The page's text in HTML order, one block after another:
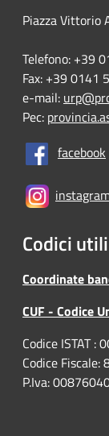
Piazza Vittorio
Telefono: +39
Fax: +39 0141
e-mail:
Pec:
facebook
Codici
Coordinate
CUF - Codice
Codice ISTAT :
Codice
P.Iva: